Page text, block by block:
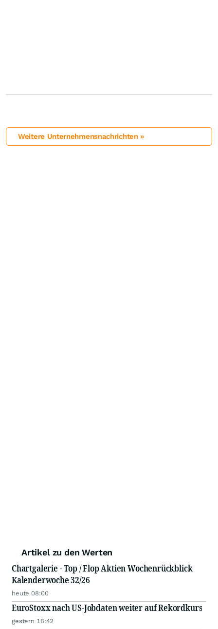
Weitere Unternehmensnachrichten »
Artikel zu den Werten
Chartgalerie - Top / Flop Aktien Wochenrückblick
Kalenderwoche 32/26
heute 08:00
EuroStoxx nach US-Jobdaten weiter auf Rekordkurs
gestern 18:42